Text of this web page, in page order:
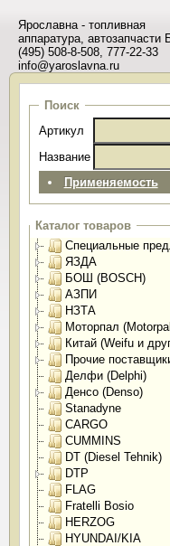
Ярославна - топливная
аппаратура,
(495) 508-8-508, 777-22-33
info@yaroslavna.ru
Поиск
Артикул
Название
Применяемость
Каталог товаров
Специальные
ЯЗДА
БОШ (BOSCH)
АЗПИ
НЗТА
Моторпал
Китай (Weifu и
Прочие
Делфи (Delphi)
Денсо (Denso)
Stanadyne
CARGO
CUMMINS
DT (Diesel Tehnik)
DTP
FLAG
Fratelli Bosio
HERZOG
HYUNDAI/KIA